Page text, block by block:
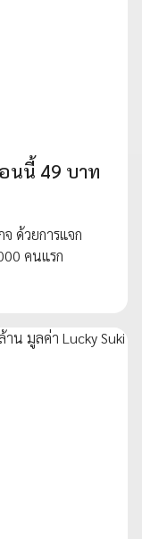
อนนี้ 49 บาท
ด้วยการแจก
คนแรก